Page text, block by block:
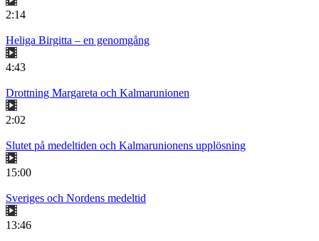
2:14
Heliga Birgitta – en genomgång
4:43
Drottning Margareta och Kalmarunionen
2:02
Slutet på medeltiden och Kalmarunionens upplösning
15:00
Sveriges och Nordens medeltid
13:46